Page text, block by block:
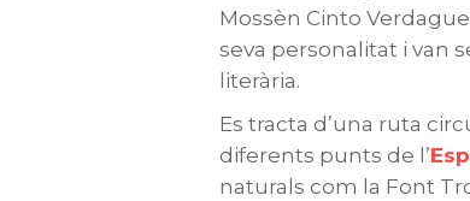
Mossèn Cinto
seva personalitat i van
literària.
Es tracta d’una ruta
diferents punts de l’
naturals com la Font